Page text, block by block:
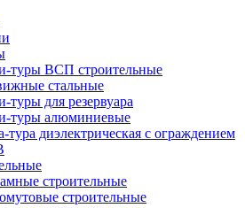
туры ВСП строительные
стальные
для резервуара
туры алюминиевые
диэлектрическая с ограждением
строительные
строительные